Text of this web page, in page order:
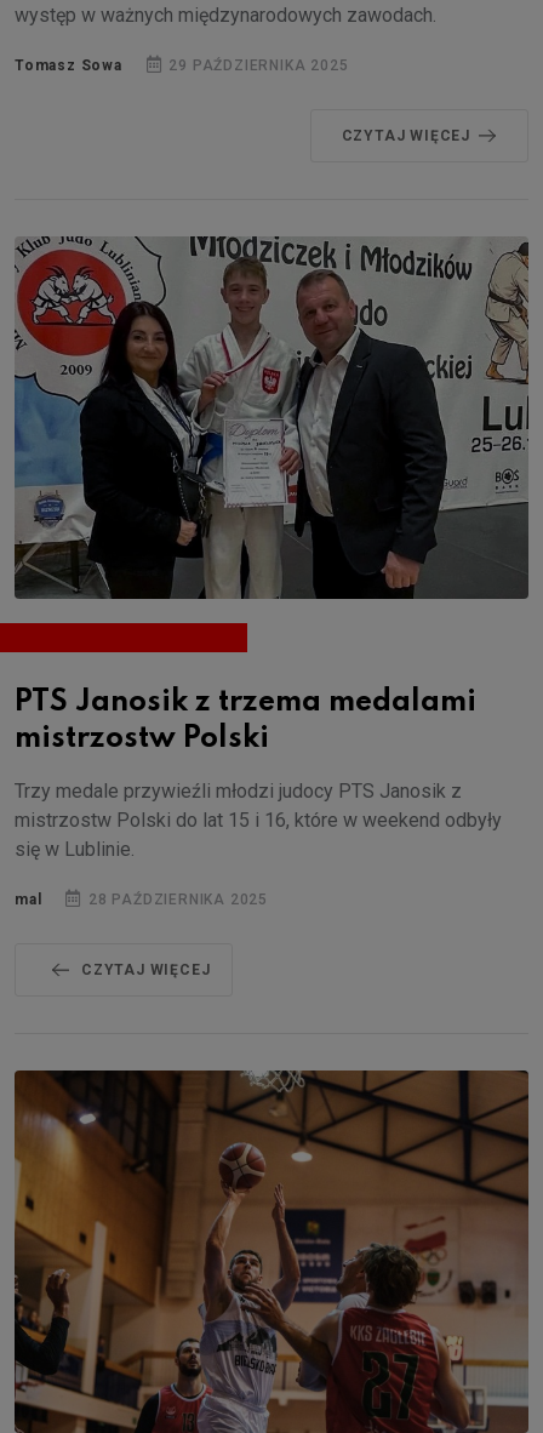
występ w ważnych międzynarodowych zawodach.
Tomasz Sowa 29 PAŹDZIERNIKA 2025
CZYTAJ WIĘCEJ
PTS Janosik z trzema medalami
mistrzostw Polski
Trzy medale przywieźli młodzi judocy PTS Janosik z
mistrzostw Polski do lat 15 i 16, które w weekend odbyły
się w Lublinie.
mal 28 PAŹDZIERNIKA 2025
CZYTAJ WIĘCEJ